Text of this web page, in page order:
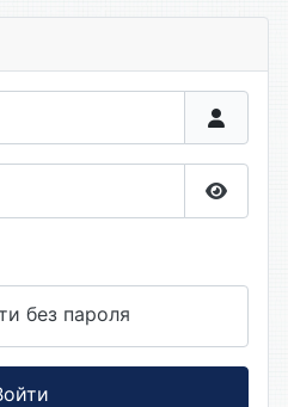
без пароля